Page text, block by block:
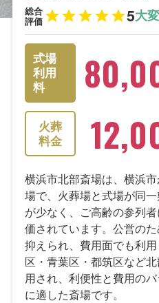
総合
評価 5大
式場
利用
料
火葬
料金
横浜市北部斎場は、横浜
場で、火葬場と式場が同
が少なく、ご高齢の参列
価されています。公営の
抑えられ、費用面でも利
区・青葉区・都筑区など
用され、利便性と費用の
に適した斎場です。